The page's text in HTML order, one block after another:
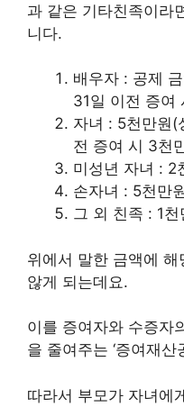
과 같은 기타친족이라
니다.
배우자 : 공제
31일 이전 증여
자녀 : 5천만원(
전 증여 시 3천
미성년 자녀 : 2
손자녀 : 5천만
그 외 친족 : 1천
위에서 말한 금액에
않게 되는데요.
이를 증여자와 수증자
을 줄여주는 ‘증여재산
따라서 부모가 자녀에